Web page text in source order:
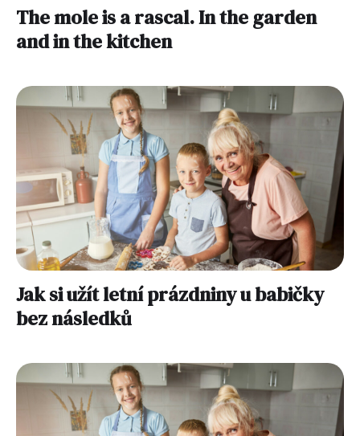
The mole is a rascal. In the garden
and in the kitchen
Jak si užít letní prázdniny u babičky
bez následků